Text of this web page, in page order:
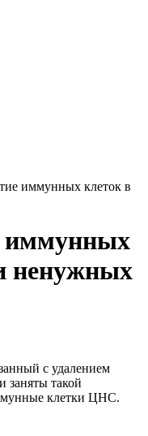
иммунных клеток в
иммунных
ненужных
с удалением
заняты такой
клетки ЦНС.